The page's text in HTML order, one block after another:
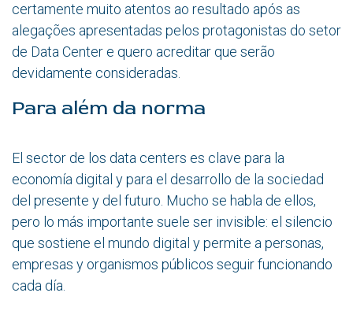
certamente muito atentos ao resultado após as
alegações apresentadas pelos protagonistas do setor
de Data Center e quero acreditar que serão
devidamente consideradas.
Para além da norma
El sector de los data centers es clave para la
economía digital y para el desarrollo de la sociedad
del presente y del futuro. Mucho se habla de ellos,
pero lo más importante suele ser invisible: el silencio
que sostiene el mundo digital y permite a personas,
empresas y organismos públicos seguir funcionando
cada día.